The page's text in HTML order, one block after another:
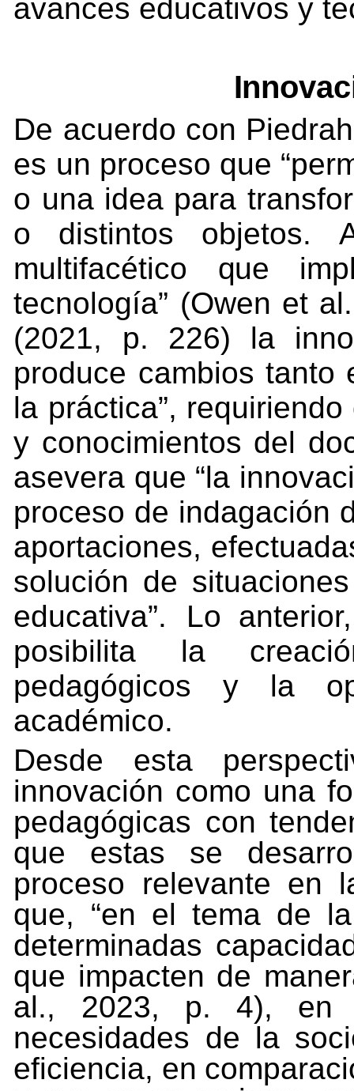
avances educativos y
De acuerdo con
es un proceso que
o una idea para
o
distintos objetos.
multifacético
que
tecnología” (Owen et
(2021,
p. 226) la
produce cambios tanto
la práctica”, requiriendo
y conocimientos del
asevera que “la
proceso de indagación
aportaciones,
solución de
educativa”.
Lo
posibilita la
pedagógicos y la
académico.
Desde esta
innovación como una
pedagógicas con
que estas se
proceso relevante en
que, “en el tema de
determinadas
que impacten de
al.,
2023, p. 4),
en
necesidades de la
eficiencia, en